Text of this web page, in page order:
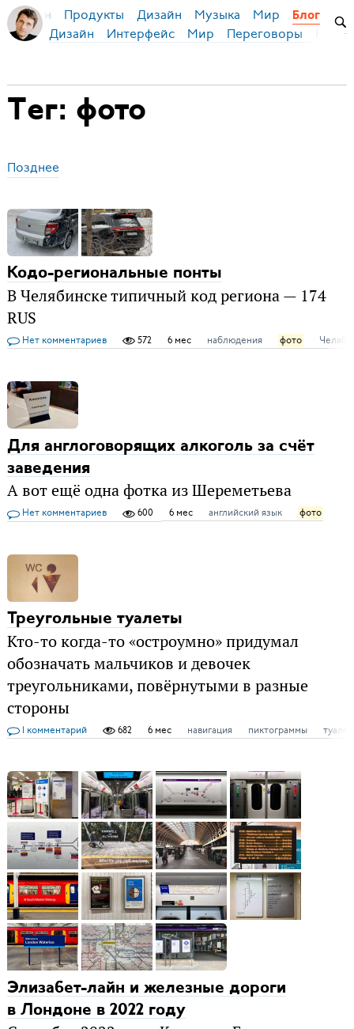
Бирман Продукты Дизайн Музыка Мир Блог
Дизайн Интерфейс Мир Переговоры
Тег: фото
Позднее
Кодо-региональные понты
В Челябинске типичный код региона — 174
RUS
Нет комментариев 572 6 мес наблюдения фото
Для англоговорящих алкоголь за счёт
заведения
А вот ещё одна фотка из Шереметьева
Нет комментариев 600 6 мес английский язык фото
Треугольные туалеты
Кто-то когда-то «остроумно» придумал
обозначать мальчиков и девочек
треугольниками, повёрнутыми в разные
стороны
1 комментарий 682 6 мес навигация пиктограммы туалет
Элизабет-лайн и железные дороги
в Лондоне в 2022 году